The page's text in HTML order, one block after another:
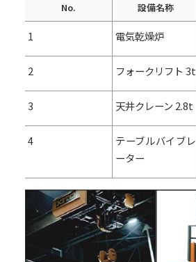
No. 設備名称
1 電気乾燥炉
2 フォークリフト 3t
3 天井クレーン 2.8t
4
テーブルバイブレ
ーター